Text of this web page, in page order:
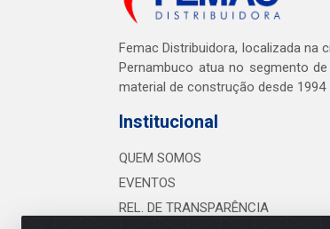
Femac Distribuidora, localizada na
Pernambuco atua no segmento
material de construção desde 1994
Institucional
QUEM SOMOS
EVENTOS
REL. DE TRANSPARÊNCIA